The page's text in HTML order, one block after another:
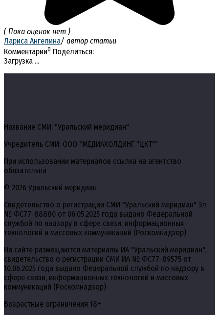
( Пока оценок нет )
Лариса Ангелина/ автор статьи
Комментарии0 Поделиться:
Загрузка ...
Название СМИ: "Уральский меридиан"
Учредитель СМИ: ООО "МЕДИАХОЛДИНГ "ЦКТ""
При использовании материалов ссылка на агентство
обязательна
© 2026 Уральский меридиан
Свидетельство о регистрации СМИ "Уральский меридиан" Эл
№ ФС77-88880 от 06.05.2025 года выдано Федеральной
службой по надзору в сфере связи, информационных
технологий и массовых коммуникаций (Роскомнадзор)
На сайте размещаются материалы ИА "Уральский меридиан",
свидетельство о регистрации СМИ ИА № ФС77-89575 от
10.06.2025 года выдано Федеральной службой по надзору в
сфере связи, информационных технологий и массовых
коммуникаций (Роскомнадзор)
Возрастные ограничения 18+